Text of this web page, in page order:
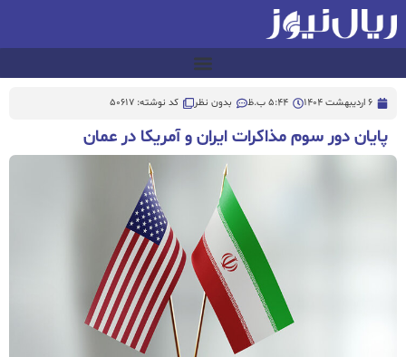
6 اردیبهشت 1404 5:44 ب.ظ بدون نظر کد نوشته: 50617
پایان دور سوم مذاکرات ایران و آمریکا در عمان